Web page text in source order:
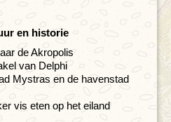
en historie
de Akropolis
van Delphi
Mystras en de havenstad
vis eten op het eiland